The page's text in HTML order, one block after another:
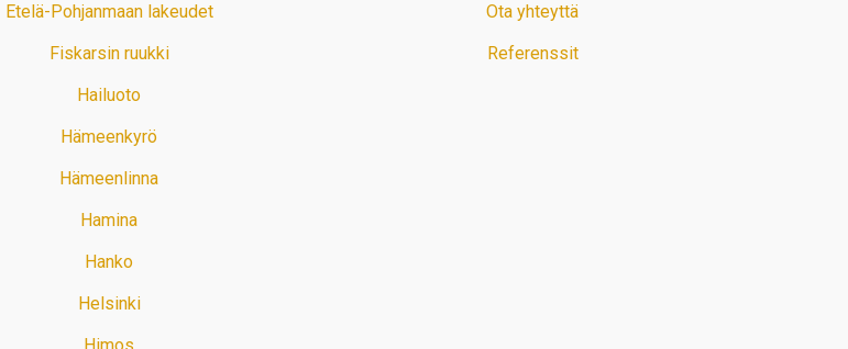
Etelä-Pohjanmaan lakeudet
Fiskarsin ruukki
Hailuoto
Hämeenkyrö
Hämeenlinna
Hamina
Hanko
Helsinki
Ota yhteyttä
Referenssit